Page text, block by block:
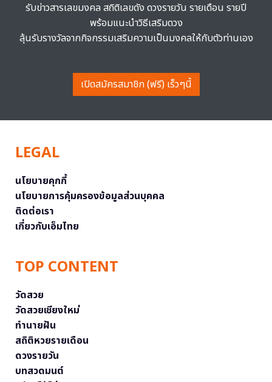
รับข่าวสารเลขมงคล สถิติเลขดัง ดวงรายวัน รายเดือน รายปี
พร้อมแนะนำวิธีเสริมดวง
ลุ้นรับรางวัลจากกิจกรรมเสริมความเป็นมงคลให้กับตัวท่านเอง
เปิดสมัครสมาชิก (ฟรี) เร็วๆนี้
LEGAL
นโยบายคุกกี้
นโยบายการคุ้มครองข้อมูลส่วนบุคคล
ติดต่อเรา
เกี่ยวกับเอ็มไทย
TOP CONTENT
วัดสวย
วัดสวยเชียงใหม่
ทำนายฝัน
สถิติหวยรายเดือน
ดวงรายวัน
บทสวดมนต์